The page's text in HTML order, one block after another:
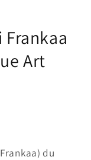
Art
du